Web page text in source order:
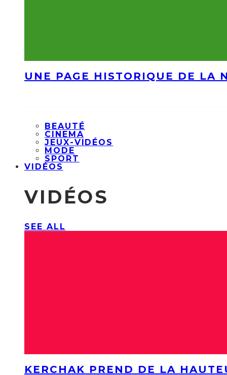
UNE PAGE HISTORIQUE DE LA
BEAUTÉ
CINEMA
JEUX-VIDÉOS
MODE
SPORT
VIDÉOS
VIDÉOS
SEE ALL
KERCHAK PREND DE LA